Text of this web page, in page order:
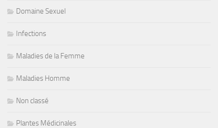
Domaine Sexuel
Infections
Maladies de la Femme
Maladies Homme
Non classé
Plantes Médicinales